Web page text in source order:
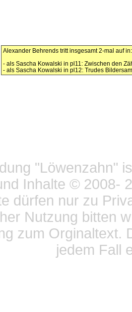
Alexander Behrends tritt insgesamt 2-mal auf in:
- als Sascha Kowalski in pl11: Zwischen den
- als Sascha Kowalski in pl12: Trudes
"Löwenzahn"
Inhalte © 2008-
dürfen nur zu
Nutzung bitten
zum Orginaltext.
jedem Fall